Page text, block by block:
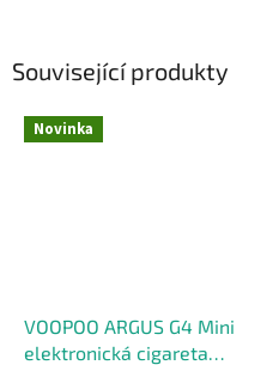
Související produkty
Novinka
VOOPOO ARGUS G4 Mini
elektronická cigareta